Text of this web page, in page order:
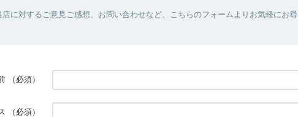
に対するご意見ご感想、お問い合わせなど、こちらのフォームよりお気軽にお尋
（必須）
（必須）